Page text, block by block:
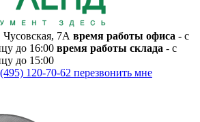
Чусовская, 7А время работы офиса - с
до 16:00 время работы склада - с
до 15:00
120-70-62 перезвонить мне